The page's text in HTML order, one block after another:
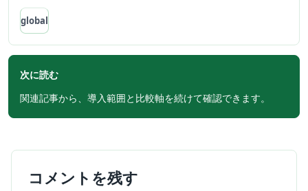
global
次に読む
関連記事から、導入範囲と比較軸を続けて確認できます。
コメントを残す